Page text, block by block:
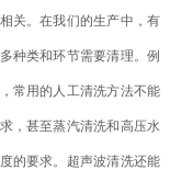
关。在我们的生产中，有
种类和环节需要清理。例
常用的人工清洗方法不能
，甚至蒸汽清洗和高压水
的要求。超声波清洗还能